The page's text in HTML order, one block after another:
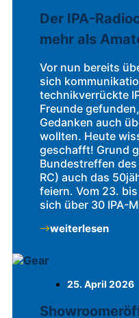
Der IPA-
mehr als
Vor nun bereits
sich
technikverrückte
Freunde
Gedanken auch
wollten. Heute
geschafft! Grund
Bundestreffen des
RC) auch das
feiern. Vom 23.
sich über 30 IPA-
weiterlesen
25. April 2026